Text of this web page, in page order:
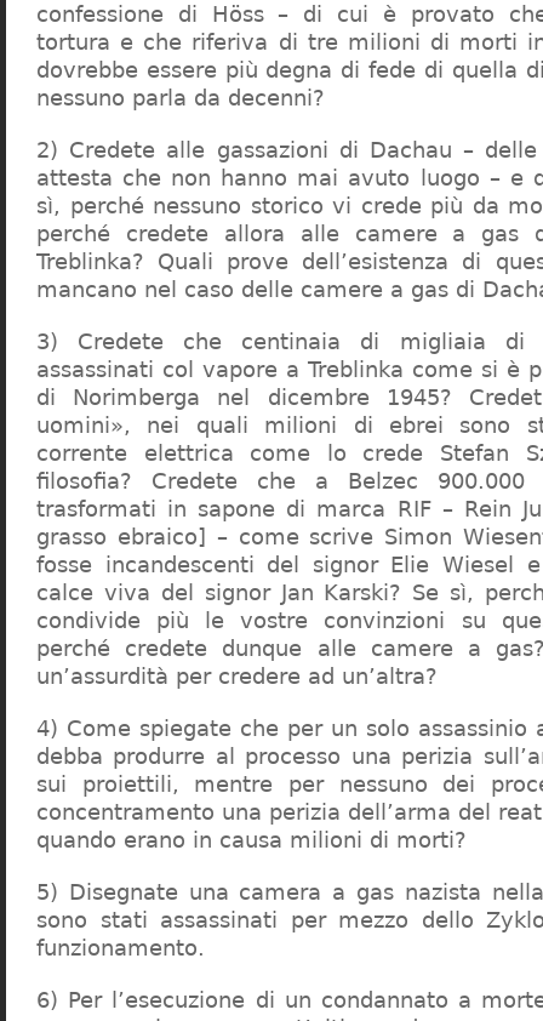
confessione di Höss – di cui è provato
tortura e che riferiva di tre milioni di morti
dovrebbe essere più degna di fede di quella
nessuno parla da decenni?
2) Credete alle gassazioni di Dachau –
attesta che non hanno mai avuto luogo – e
sì, perché nessuno storico vi crede più da
perché credete allora alle camere a gas
Treblinka? Quali prove dell’esistenza di
mancano nel caso delle camere a gas di
3) Credete che centinaia di migliaia di
assassinati col vapore a Treblinka come si è
di Norimberga nel dicembre 1945?
uomini», nei quali milioni di ebrei sono
corrente elettrica come lo crede Stefan
filosofia? Credete che a Belzec
trasformati in sapone di marca RIF – Rein
grasso ebraico] – come scrive Simon
fosse incandescenti del signor Elie Wiesel
calce viva del signor Jan Karski? Se sì,
condivide più le vostre convinzioni su
perché credete dunque alle camere a
un’assurdità per credere ad un’altra?
4) Come spiegate che per un solo assassinio
debba produrre al processo una perizia
sui proiettili, mentre per nessuno dei
concentramento una perizia dell’arma del
quando erano in causa milioni di morti?
5) Disegnate una camera a gas nazista
sono stati assassinati per mezzo dello
funzionamento.
6) Per l’esecuzione di un condannato a